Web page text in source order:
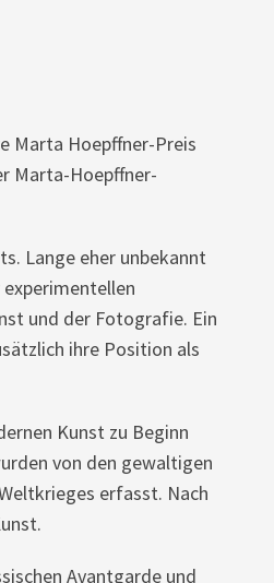
Marta Hoepffner-Preis
Marta-Hoepffner-
Lange eher unbekannt
und der Fotografie. Ein
ihre Position als
Kunst zu Beginn
von den gewaltigen
erfasst. Nach
Avantgarde und